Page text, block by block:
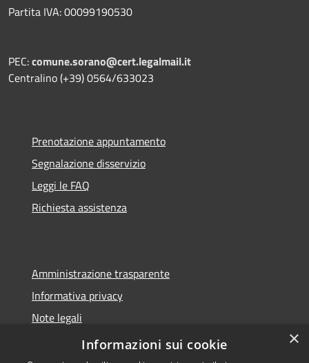
Partita IVA: 00099190530
PEC:comune.sorano@cert.legalmail.it
Centralino (+39) 0564/633023
Prenotazione appuntamento
Segnalazione disservizio
Leggi le FAQ
Richiesta assistenza
Amministrazione trasparente
Informativa privacy
Note legali
Dichiarazione di accessibilità
×
Informazioni sui cookie